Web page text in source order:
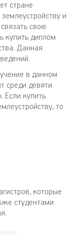
стране
и
свою
купить диплом
Данная
в данном
среди девяти
Если купить
то
которые
студентами